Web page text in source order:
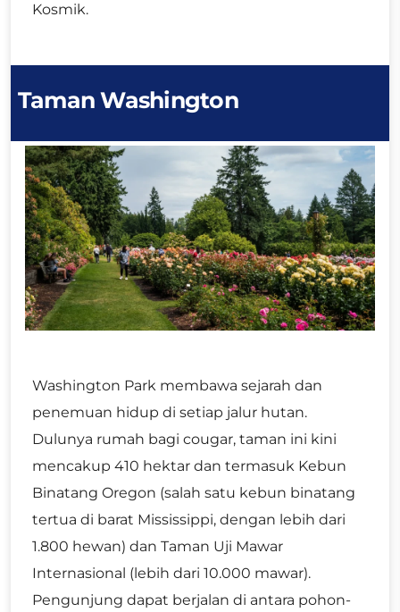
Kosmik.
Taman Washington
Washington Park membawa sejarah dan
penemuan hidup di setiap jalur hutan.
Dulunya rumah bagi cougar, taman ini kini
mencakup 410 hektar dan termasuk Kebun
Binatang Oregon (salah satu kebun binatang
tertua di barat Mississippi, dengan lebih dari
1.800 hewan) dan Taman Uji Mawar
Internasional (lebih dari 10.000 mawar).
Pengunjung dapat berjalan di antara pohon-